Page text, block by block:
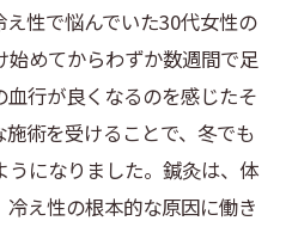
性で悩んでいた30代女性の
めてからわずか数週間で足
行が良くなるのを感じたそ
術を受けることで、冬でも
になりました。鍼灸は、体
え性の根本的な原因に働き